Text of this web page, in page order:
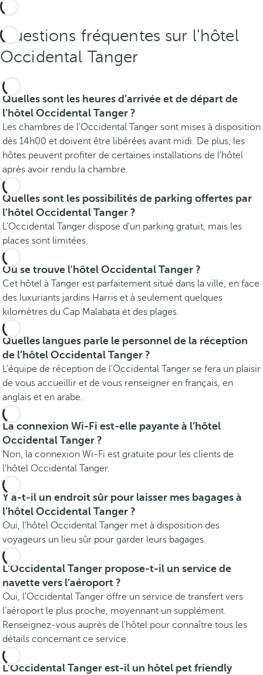
Questions fréquentes sur l'hôtel
Occidental Tanger
Quelles sont les heures d’arrivée et de départ de
l’hôtel Occidental Tanger ?
Les chambres de l'Occidental Tanger sont mises à disposition
dès 14h00 et doivent être libérées avant midi. De plus, les
hôtes peuvent profiter de certaines installations de l'hôtel
après avoir rendu la chambre.
Quelles sont les possibilités de parking offertes par
l'hôtel Occidental Tanger ?
L'Occidental Tanger dispose d'un parking gratuit, mais les
places sont limitées.
Où se trouve l'hôtel Occidental Tanger ?
Cet hôtel à Tanger est parfaitement situé dans la ville, en face
des luxuriants jardins Harris et à seulement quelques
kilomètres du Cap Malabata et des plages.
Quelles langues parle le personnel de la réception
de l'hôtel Occidental Tanger ?
L’équipe de réception de l'Occidental Tanger se fera un plaisir
de vous accueillir et de vous renseigner en français, en
anglais et en arabe.
La connexion Wi-Fi est-elle payante à l’hôtel
Occidental Tanger ?
Non, la connexion Wi-Fi est gratuite pour les clients de
l'hôtel Occidental Tanger.
Y a-t-il un endroit sûr pour laisser mes bagages à
l’hôtel Occidental Tanger ?
Oui, l'hôtel Occidental Tanger met à disposition des
voyageurs un lieu sûr pour garder leurs bagages.
L'Occidental Tanger propose-t-il un service de
navette vers l’aéroport ?
Oui, l'Occidental Tanger offre un service de transfert vers
l’aéroport le plus proche, moyennant un supplément.
Renseignez-vous auprès de l'hôtel pour connaître tous les
détails concernant ce service.
L'Occidental Tanger est-il un hôtel pet friendly